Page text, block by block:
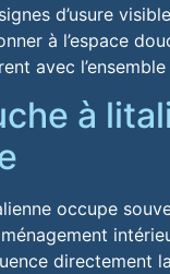
d’usure
à l’espace
avec
à
occupe
directement